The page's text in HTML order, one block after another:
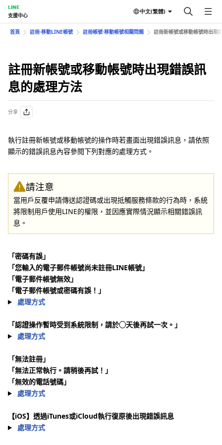
LINE
支援中心
中文(繁體)
首頁 註冊⋅移動LINE帳號 註冊帳號⋅移動帳號相關問題 註冊新帳號或移動帳號時出現
註冊新帳號或移動帳號時出現錯誤訊
息的處理方法
分享
執行註冊新帳號或移動帳號的操作時若畫面出現錯誤訊息，請依照
顯示的錯誤訊息內容參閱下列對應的處理方式。
請注意
當用戶反覆申請傳送認證碼或出現抵觸服務條款的行為時，系統
將限制用戶使用LINE的權限，並因應實際情況顯示相關錯誤訊
息。
「密碼有誤」
「您輸入的電子郵件帳號尚未註冊LINE帳號」
「電子郵件帳號無效」
「電子郵件帳號或密碼有誤！」
處理方式
「認證操作暫時受到系統限制，請於◯天後再試一次。」
處理方式
「無法註冊」
「無法正常執行。請稍後再試！」
「無效的電話號碼」
處理方式
【iOS】透過iTunes或iCloud執行復原後出現錯誤訊息
處理方式